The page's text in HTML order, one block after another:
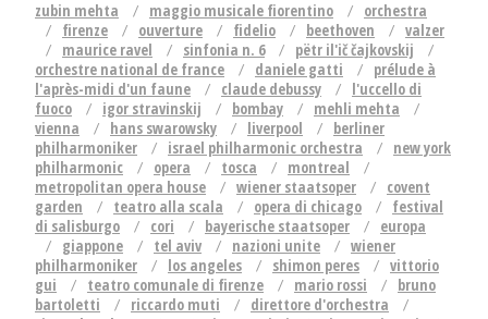
zubin mehta maggio musicale fiorentino
orchestra
firenze
ouverture fidelio beethoven
valzer
maurice ravel
sinfonia n. 6
pëtr il'ič čajkovskij
orchestre national de france
daniele gatti
prélude à
l'après-midi d'un faune
claude debussy
l'uccello di
fuoco
igor stravinskij bombay
mehli mehta
vienna
hans swarowsky liverpool
berliner
philharmoniker
israel philharmonic orchestra
new york
philharmonic
opera tosca
montreal
metropolitan opera house
wiener staatsoper
covent
garden
teatro alla scala opera di chicago
festival
di salisburgo
cori bayerische staatsoper
europa
giappone
tel aviv nazioni unite
wiener
philharmoniker
los angeles shimon peres
vittorio
gui
teatro comunale di firenze mario rossi
bruno
bartoletti
riccardo muti
direttore d'orchestra